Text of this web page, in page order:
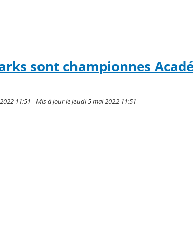
sont championnes
11:51 - Mis à jour le jeudi 5 mai 2022 11:51